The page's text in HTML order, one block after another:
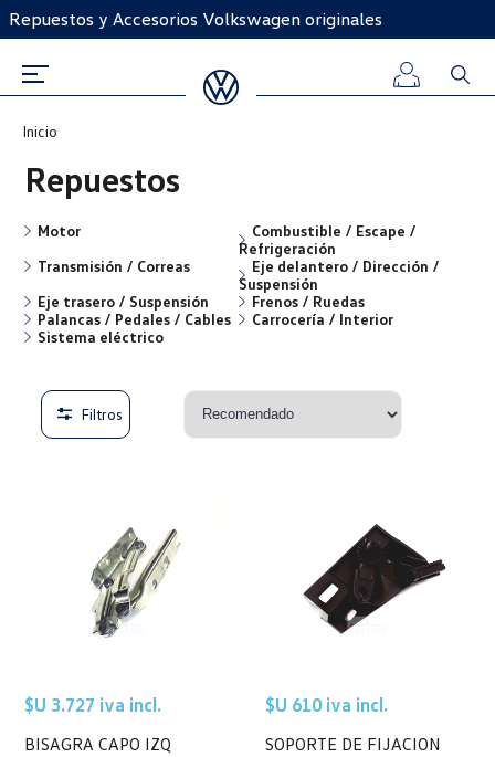
Repuestos y Accesorios Volkswagen originales
Registro
Inicio
Repuestos
Motor
Combustible / Escape /
Refrigeración
Transmisión / Correas
Eje delantero / Dirección /
Suspensión
Eje trasero / Suspensión
Frenos / Ruedas
Palancas / Pedales / Cables
Carrocería / Interior
Sistema eléctrico
Filtros
$U 3.727 iva incl.
BISAGRA CAPO IZQ
$U 610 iva incl.
SOPORTE DE FIJACION